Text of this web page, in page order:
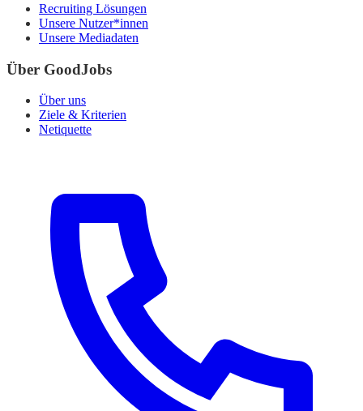
Recruiting Lösungen
Unsere Nutzer*innen
Unsere Mediadaten
Über GoodJobs
Über uns
Ziele & Kriterien
Netiquette